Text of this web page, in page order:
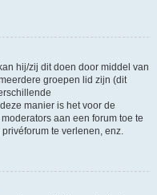
hij/zij dit doen door middel van
groepen lid zijn (dit
manier is het voor de
aan een forum toe te
te verlenen, enz.